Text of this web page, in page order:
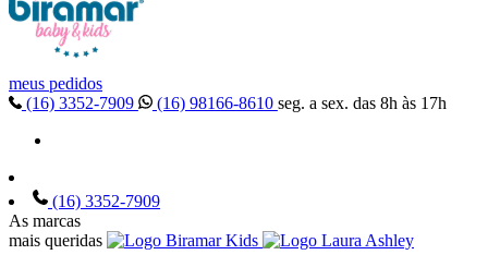
meus pedidos
(16) 3352-7909
(16) 98166-8610 seg. a sex. das 8h às 17h
(16) 3352-7909
As marcas
mais queridas